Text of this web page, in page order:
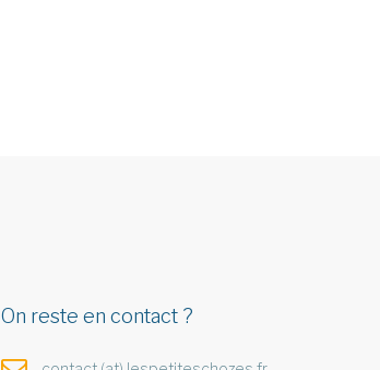
On reste en contact ?